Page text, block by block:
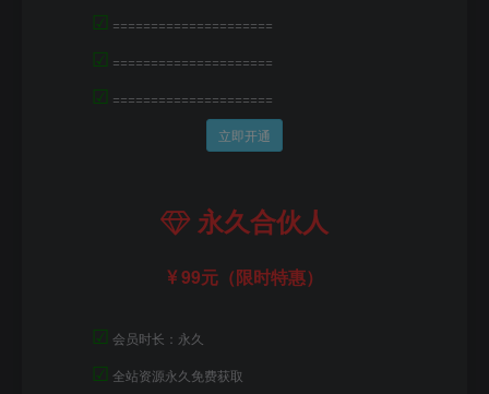
☑ =====================
☑ =====================
☑ =====================
立即开通
永久合伙人
99元（限时特惠）
☑ 会员时长：永久
☑ 全站资源永久免费获取